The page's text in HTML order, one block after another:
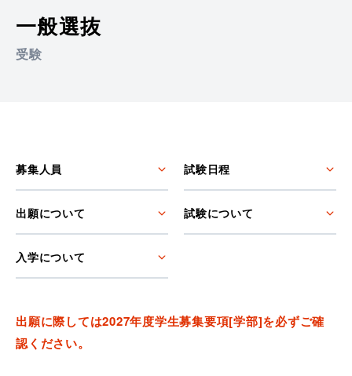
一般選抜
受験
募集人員 試験日程
出願について 試験について
入学について
出願に際しては2027年度学生募集要項[学部]を必ずご確
認ください。